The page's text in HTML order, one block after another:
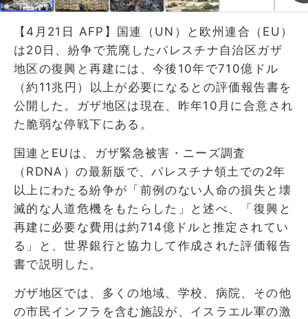
【4月21日 AFP】国連（UN）と欧州連合（EU）
は20日、紛争で荒廃したパレスチナ自治区ガザ
地区の復興と再建には、今後10年で710億ドル
（約11兆円）以上が必要になるとの評価報告書を
公開した。ガザ地区は現在、昨年10月に合意され
た脆弱な停戦下にある。
国連とEUは、ガザ緊急被害・ニーズ調査
（RDNA）の最新版で、パレスチナ領土での2年
以上にわたる紛争が「前例のない人命の損失と壊
滅的な人道危機をもたらした」と述べ、「復興と
再建に必要な費用は約714億ドルと推定されてい
る」と、世界銀行と協力して作成された評価報告
書で説明した。
ガザ地区では、多くの地域、学校、病院、その他
の市民インフラを含む施設が、イスラエル軍の激